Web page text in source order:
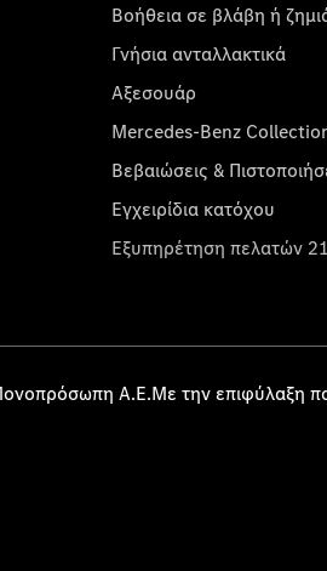
Βοήθεια σε βλάβη ή
Γνήσια ανταλλακτικά
Αξεσουάρ
Mercedes-Benz
Βεβαιώσεις &
Εγχειρίδια κατόχου
Εξυπηρέτηση πελατών
Α.Ε.Με την επιφύλαξη